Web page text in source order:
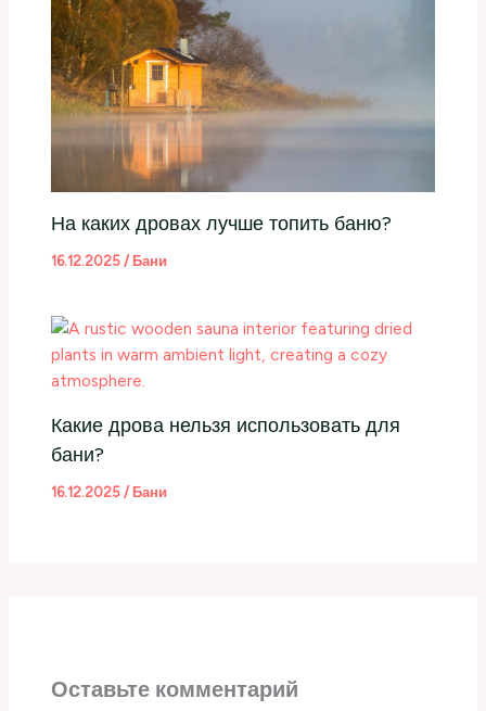
На каких дровах лучше топить баню?
16.12.2025 / Бани
Какие дрова нельзя использовать для
бани?
16.12.2025 / Бани
Оставьте комментарий